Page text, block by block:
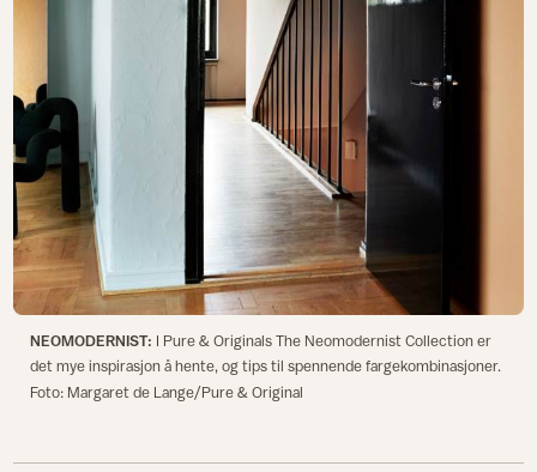
NEOMODERNIST: I Pure & Originals The Neomodernist Collection er
det mye inspirasjon å hente, og tips til spennende fargekombinasjoner.
Foto: Margaret de Lange/Pure & Original